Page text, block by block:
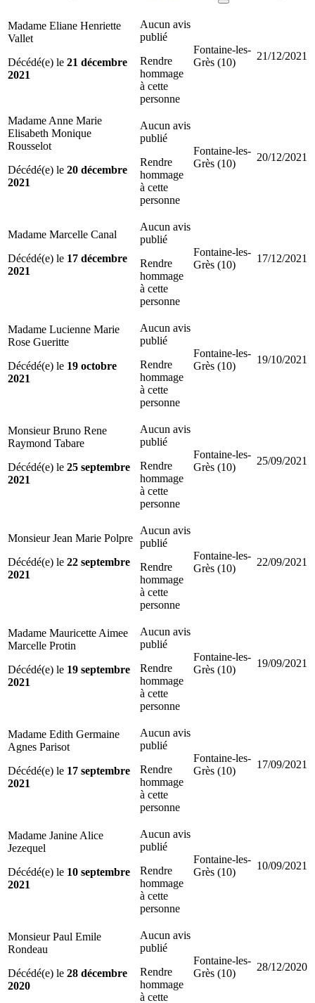
Madame Eliane Henriette
Vallet
Décédé(e) le 21 décembre
2021
Aucun avis
publié
Rendre
hommage
à cette
personne
Fontaine-les-
Grès (10)
21/12/2021
Madame Anne Marie
Elisabeth Monique
Rousselot
Décédé(e) le 20 décembre
2021
Aucun avis
publié
Rendre
hommage
à cette
personne
Fontaine-les-
Grès (10)
20/12/2021
Madame Marcelle Canal
Décédé(e) le 17 décembre
2021
Aucun avis
publié
Rendre
hommage
à cette
personne
Fontaine-les-
Grès (10)
17/12/2021
Madame Lucienne Marie
Rose Gueritte
Décédé(e) le 19 octobre
2021
Aucun avis
publié
Rendre
hommage
à cette
personne
Fontaine-les-
Grès (10)
19/10/2021
Monsieur Bruno Rene
Raymond Tabare
Décédé(e) le 25 septembre
2021
Aucun avis
publié
Rendre
hommage
à cette
personne
Fontaine-les-
Grès (10)
25/09/2021
Monsieur Jean Marie Polpre
Décédé(e) le 22 septembre
2021
Aucun avis
publié
Rendre
hommage
à cette
personne
Fontaine-les-
Grès (10)
22/09/2021
Madame Mauricette Aimee
Marcelle Protin
Décédé(e) le 19 septembre
2021
Aucun avis
publié
Rendre
hommage
à cette
personne
Fontaine-les-
Grès (10)
19/09/2021
Madame Edith Germaine
Agnes Parisot
Décédé(e) le 17 septembre
2021
Aucun avis
publié
Rendre
hommage
à cette
personne
Fontaine-les-
Grès (10)
17/09/2021
Madame Janine Alice
Jezequel
Décédé(e) le 10 septembre
2021
Aucun avis
publié
Rendre
hommage
à cette
personne
Fontaine-les-
Grès (10)
10/09/2021
Monsieur Paul Emile
Rondeau
Décédé(e) le 28 décembre
2020
Aucun avis
publié
Rendre
hommage
à cette
Fontaine-les-
Grès (10)
28/12/2020